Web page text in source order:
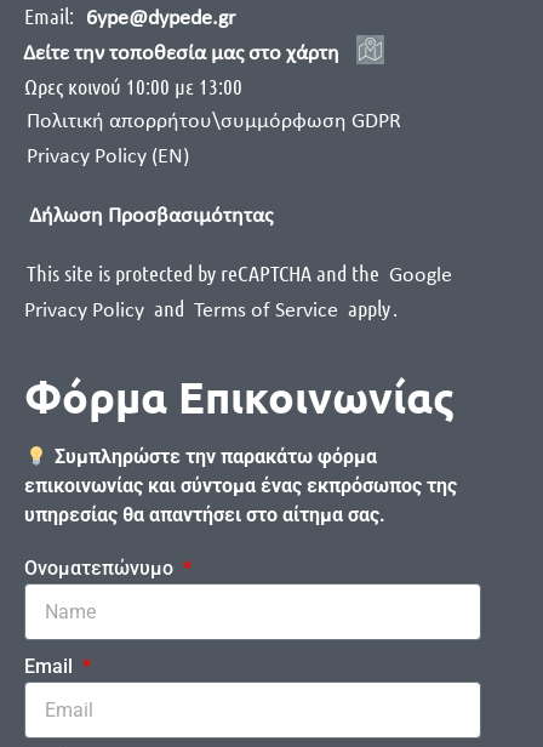
Email:
6ype@dypede.gr
Δείτε την τοποθεσία μας στο χάρτη
Ωρες κοινού 10:00 με 13:00
Πολιτική απορρήτου\συμμόρφωση GDPR
Privacy Policy (EN)
Δήλωση Προσβασιμότητας
This site is protected by reCAPTCHA and the Google
Privacy Policy and Terms of Service apply.
Φόρμα Επικοινωνίας
Συμπληρώστε την παρακάτω φόρμα
επικοινωνίας και σύντομα ένας εκπρόσωπος της
υπηρεσίας θα απαντήσει στο αίτημα σας.
Ονοματεπώνυμο
Email